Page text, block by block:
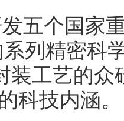
五个国家
列精密科
装工艺的
科技内涵。